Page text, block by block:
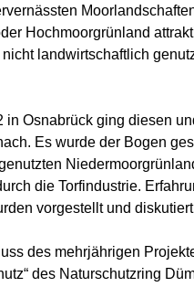
Hochmoorgrünland
landwirtschaftlich
in Osnabrück ging diesen
Es wurde der Bogen
die Torfindustrie.
vorgestellt und
des mehrjährigen
des Naturschutzring